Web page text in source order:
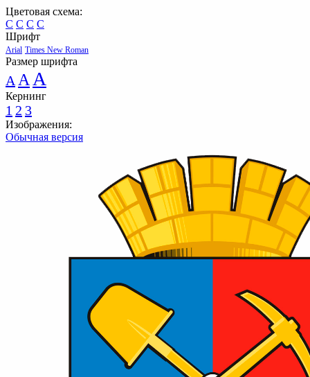
Цветовая схема:
C C C C
Шрифт
Arial Times New Roman
Размер шрифта
A A A
Кернинг
1 2 3
Изображения:
Обычная версия